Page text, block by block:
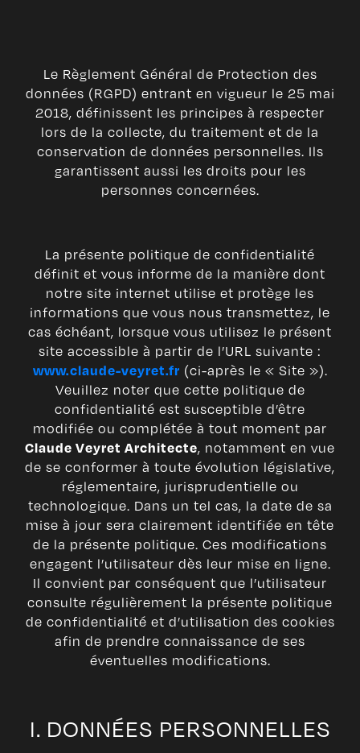
Le Règlement Général de Protection des
données (RGPD) entrant en vigueur le 25 mai
2018, définissent les principes à respecter
lors de la collecte, du traitement et de la
conservation de données personnelles. Ils
garantissent aussi les droits pour les
personnes concernées.
La présente politique de confidentialité
définit et vous informe de la manière dont
notre site internet utilise et protège les
informations que vous nous transmettez, le
cas échéant, lorsque vous utilisez le présent
site accessible à partir de l’URL suivante :
www.claude-veyret.fr (ci-après le « Site »).
Veuillez noter que cette politique de
confidentialité est susceptible d’être
modifiée ou complétée à tout moment par
Claude Veyret Architecte, notamment en vue
de se conformer à toute évolution législative,
réglementaire, jurisprudentielle ou
technologique. Dans un tel cas, la date de sa
mise à jour sera clairement identifiée en tête
de la présente politique. Ces modifications
engagent l’utilisateur dès leur mise en ligne.
Il convient par conséquent que l’utilisateur
consulte régulièrement la présente politique
de confidentialité et d’utilisation des cookies
afin de prendre connaissance de ses
éventuelles modifications.
I. DONNÉES PERSONNELLES